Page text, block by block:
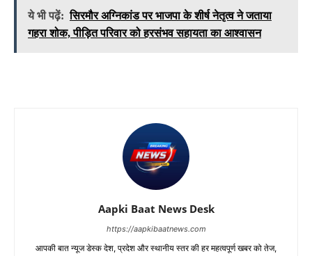
ये भी पढ़ें: सिरमौर अग्निकांड पर भाजपा के शीर्ष नेतृत्व ने जताया
गहरा शोक, पीड़ित परिवार को हरसंभव सहायता का आश्वासन
Aapki Baat News Desk
https://aapkibaatnews.com
आपकी बात न्यूज डेस्क देश, प्रदेश और स्थानीय स्तर की हर महत्वपूर्ण खबर को तेज,